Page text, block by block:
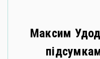
Максим Удод